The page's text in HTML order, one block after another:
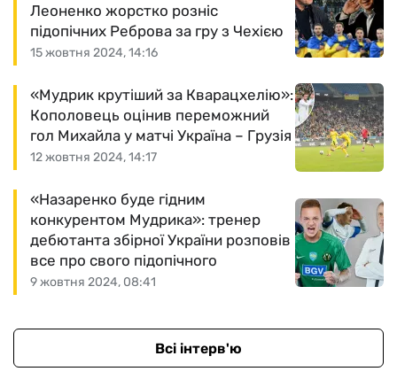
15 жовтня 2024, 14:16
Леоненко жорстко розніс
підопічних Реброва за гру з Чехією
12 жовтня 2024, 14:17
«Мудрик крутіший за Кварацхелію»:
Кополовець оцінив переможний
гол Михайла у матчі Україна – Грузія
9 жовтня 2024, 08:41
«Назаренко буде гідним
конкурентом Мудрика»: тренер
дебютанта збірної України розповів
все про свого підопічного
Всі інтерв'ю